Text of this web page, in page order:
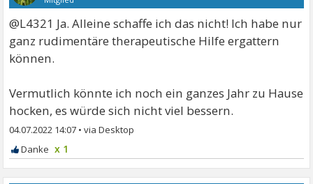
@L4321 Ja. Alleine schaffe ich das nicht! Ich habe nur
ganz rudimentäre therapeutische Hilfe ergattern
können.
Vermutlich könnte ich noch ein ganzes Jahr zu Hause
hocken, es würde sich nicht viel bessern.
04.07.2022 14:07 •
x 1